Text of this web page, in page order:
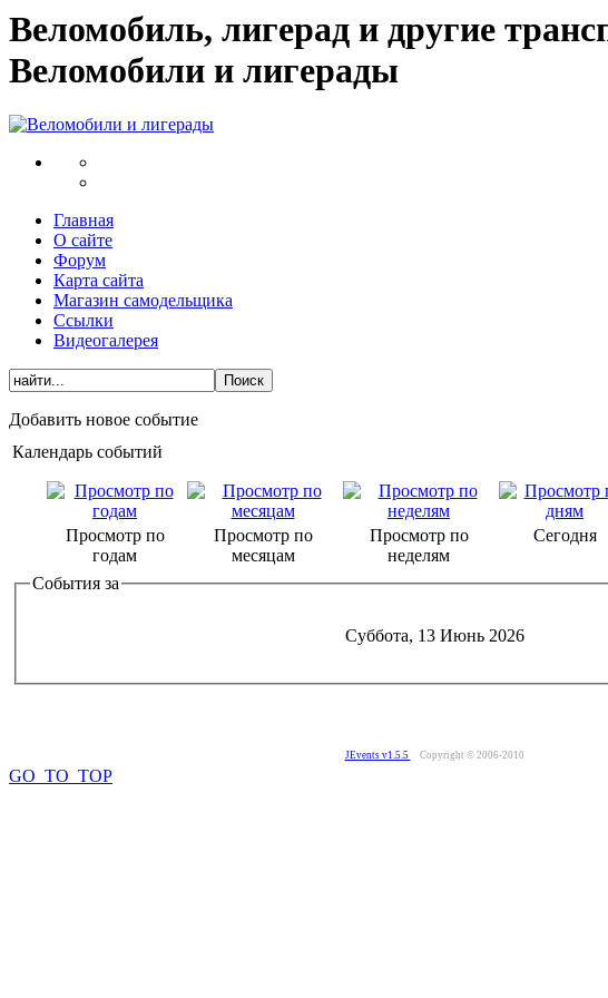
Веломобиль, лигерад и другие
Веломобили и лигерады
Главная
О сайте
Форум
Карта сайта
Магазин самодельщика
Ссылки
Видеогалерея
Добавить новое событие
Календарь событий
Просмотр по
годам
Просмотр по
месяцам
Просмотр по
неделям
Сегодня
События за
Суббота, 13 Июнь 2026
JEvents v1.5.5 Copyright © 2006-2010
GO_TO_TOP